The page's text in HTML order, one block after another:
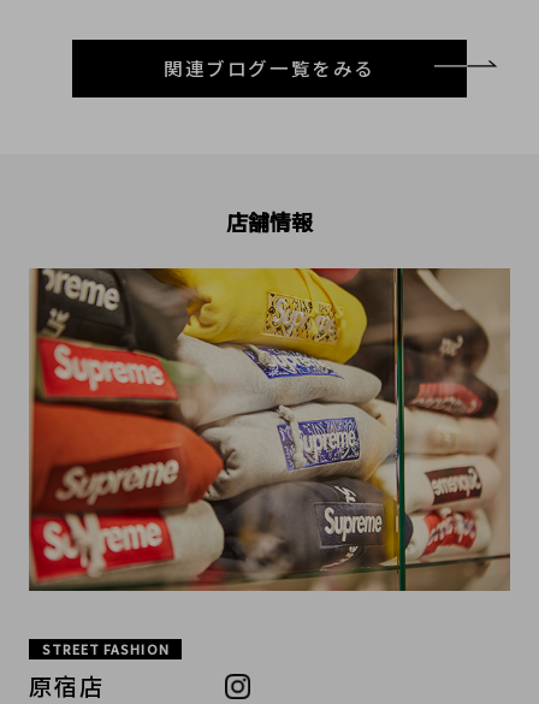
関連ブログ一覧をみる
店舗情報
STREET FASHION
原宿店